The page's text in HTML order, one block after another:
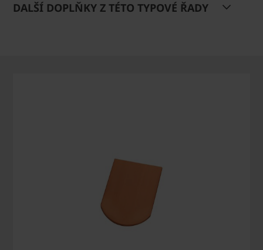
DALŠÍ DOPLŇKY Z TÉTO TYPOVÉ ŘADY